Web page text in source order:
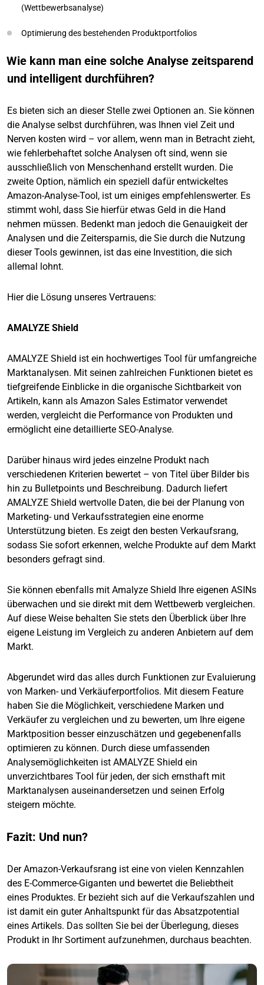
(Wettbewerbsanalyse)
Optimierung des bestehenden Produktportfolios
Wie kann man eine solche Analyse zeitsparend
und intelligent durchführen?
Es bieten sich an dieser Stelle zwei Optionen an. Sie können
die Analyse selbst durchführen, was Ihnen viel Zeit und
Nerven kosten wird – vor allem, wenn man in Betracht zieht,
wie fehlerbehaftet solche Analysen oft sind, wenn sie
ausschließlich von Menschenhand erstellt wurden. Die
zweite Option, nämlich ein speziell dafür entwickeltes
Amazon-Analyse-Tool, ist um einiges empfehlenswerter. Es
stimmt wohl, dass Sie hierfür etwas Geld in die Hand
nehmen müssen. Bedenkt man jedoch die Genauigkeit der
Analysen und die Zeitersparnis, die Sie durch die Nutzung
dieser Tools gewinnen, ist das eine Investition, die sich
allemal lohnt.
Hier die Lösung unseres Vertrauens:
AMALYZE Shield
AMALYZE Shield ist ein hochwertiges Tool für umfangreiche
Marktanalysen. Mit seinen zahlreichen Funktionen bietet es
tiefgreifende Einblicke in die organische Sichtbarkeit von
Artikeln, kann als Amazon Sales Estimator verwendet
werden, vergleicht die Performance von Produkten und
ermöglicht eine detaillierte SEO-Analyse.
Darüber hinaus wird jedes einzelne Produkt nach
verschiedenen Kriterien bewertet – von Titel über Bilder bis
hin zu Bulletpoints und Beschreibung. Dadurch liefert
AMALYZE Shield wertvolle Daten, die bei der Planung von
Marketing- und Verkaufsstrategien eine enorme
Unterstützung bieten. Es zeigt den besten Verkaufsrang,
sodass Sie sofort erkennen, welche Produkte auf dem Markt
besonders gefragt sind.
Sie können ebenfalls mit Amalyze Shield Ihre eigenen ASINs
überwachen und sie direkt mit dem Wettbewerb vergleichen.
Auf diese Weise behalten Sie stets den Überblick über Ihre
eigene Leistung im Vergleich zu anderen Anbietern auf dem
Markt.
Abgerundet wird das alles durch Funktionen zur Evaluierung
von Marken- und Verkäuferportfolios. Mit diesem Feature
haben Sie die Möglichkeit, verschiedene Marken und
Verkäufer zu vergleichen und zu bewerten, um Ihre eigene
Marktposition besser einzuschätzen und gegebenenfalls
optimieren zu können. Durch diese umfassenden
Analysemöglichkeiten ist AMALYZE Shield ein
unverzichtbares Tool für jeden, der sich ernsthaft mit
Marktanalysen auseinandersetzen und seinen Erfolg
steigern möchte.
Fazit: Und nun?
Der Amazon-Verkaufsrang ist eine von vielen Kennzahlen
des E-Commerce-Giganten und bewertet die Beliebtheit
eines Produktes. Er bezieht sich auf die Verkaufszahlen und
ist damit ein guter Anhaltspunkt für das Absatzpotential
eines Artikels. Das sollten Sie bei der Überlegung, dieses
Produkt in Ihr Sortiment aufzunehmen, durchaus beachten.